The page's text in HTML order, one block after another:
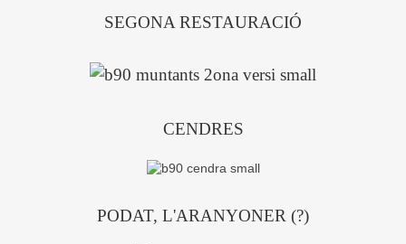
SEGONA RESTAURACIÓ
CENDRES
PODAT, L'ARANYONER (?)